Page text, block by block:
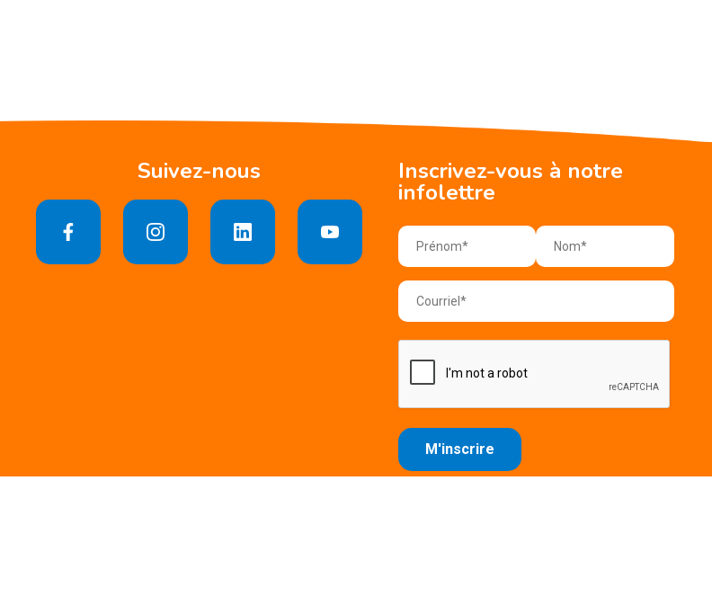
Suivez-nous Inscrivez-vous à notre
infolettre